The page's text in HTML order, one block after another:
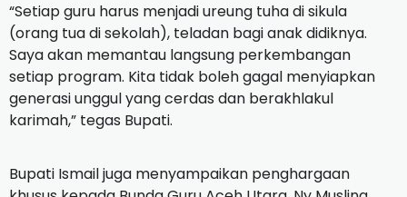
“Setiap guru harus menjadi ureung tuha di sikula
(orang tua di sekolah), teladan bagi anak didiknya.
Saya akan memantau langsung perkembangan
setiap program. Kita tidak boleh gagal menyiapkan
generasi unggul yang cerdas dan berakhlakul
karimah,” tegas Bupati.
Bupati Ismail juga menyampaikan penghargaan